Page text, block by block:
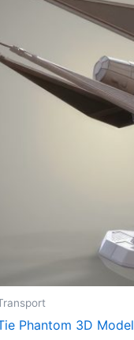
Phantom 3D Model